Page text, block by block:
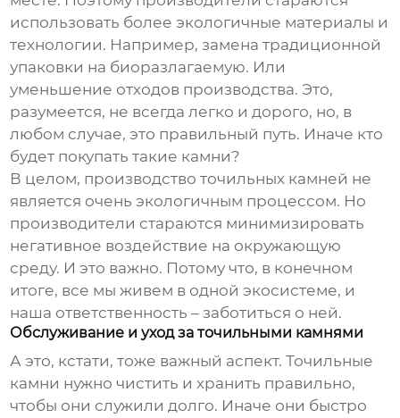
использовать более экологичные материалы и
технологии. Например, замена традиционной
упаковки на биоразлагаемую. Или
уменьшение отходов производства. Это,
разумеется, не всегда легко и дорого, но, в
любом случае, это правильный путь. Иначе кто
будет покупать такие камни?
В целом, производство точильных камней не
является очень экологичным процессом. Но
производители стараются минимизировать
негативное воздействие на окружающую
среду. И это важно. Потому что, в конечном
итоге, все мы живем в одной экосистеме, и
наша ответственность – заботиться о ней.
Обслуживание и уход за точильными камнями
А это, кстати, тоже важный аспект. Точильные
камни нужно чистить и хранить правильно,
чтобы они служили долго. Иначе они быстро